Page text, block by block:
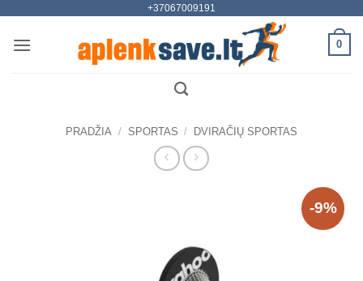
content
+37067009191
0
PRADŽIA / SPORTAS / DVIRAČIŲ SPORTAS
-9%